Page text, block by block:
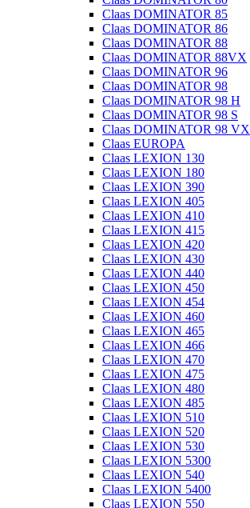
Claas DOMINATOR 85
Claas DOMINATOR 86
Claas DOMINATOR 88
Claas DOMINATOR 88VX
Claas DOMINATOR 96
Claas DOMINATOR 98
Claas DOMINATOR 98 H
Claas DOMINATOR 98 S
Claas DOMINATOR 98 VX
Claas EUROPA
Claas LEXION 130
Claas LEXION 180
Claas LEXION 390
Claas LEXION 405
Claas LEXION 410
Claas LEXION 415
Claas LEXION 420
Claas LEXION 430
Claas LEXION 440
Claas LEXION 450
Claas LEXION 454
Claas LEXION 460
Claas LEXION 465
Claas LEXION 466
Claas LEXION 470
Claas LEXION 475
Claas LEXION 480
Claas LEXION 485
Claas LEXION 510
Claas LEXION 520
Claas LEXION 530
Claas LEXION 5300
Claas LEXION 540
Claas LEXION 5400
Claas LEXION 550